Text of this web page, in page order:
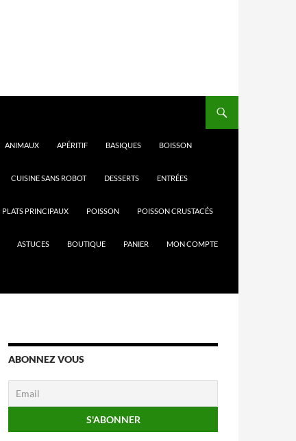
ANIMAUX APÉRITIF BASIQUES BOISSON
CUISINE SANS ROBOT DESSERTS ENTRÉES
PLATS PRINCIPAUX POISSON POISSON CRUSTACÉS
ASTUCES BOUTIQUE PANIER MON COMPTE
ABONNEZ VOUS